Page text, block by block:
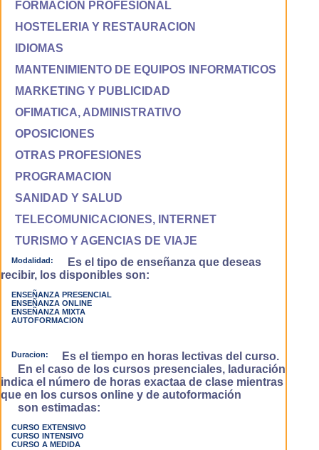
FORMACION PROFESIONAL
HOSTELERIA Y RESTAURACION
IDIOMAS
MANTENIMIENTO DE EQUIPOS INFORMATICOS
MARKETING Y PUBLICIDAD
OFIMATICA, ADMINISTRATIVO
OPOSICIONES
OTRAS PROFESIONES
PROGRAMACION
SANIDAD Y SALUD
TELECOMUNICACIONES, INTERNET
TURISMO Y AGENCIAS DE VIAJE
Modalidad:
Es el tipo de enseñanza que deseas
recibir, los disponibles son:
ENSEÑANZA PRESENCIAL
ENSEÑANZA ONLINE
ENSEÑANZA MIXTA
AUTOFORMACION
Duracion:
Es el tiempo en horas lectivas del curso.
En el caso de los cursos presenciales, laduración
indica el número de horas exactaa de clase mientras
que en los cursos online y de autoformación
son estimadas:
CURSO EXTENSIVO
CURSO INTENSIVO
CURSO A MEDIDA